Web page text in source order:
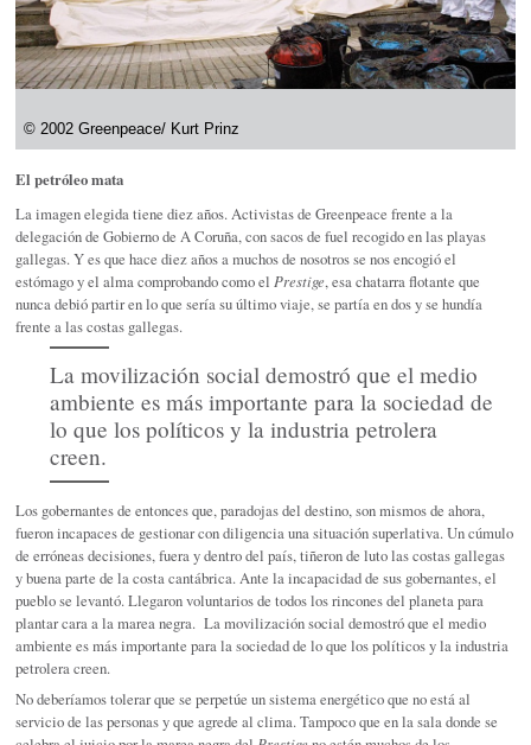
© 2002 Greenpeace/ Kurt Prinz
El petróleo mata
La imagen elegida tiene diez años. Activistas de Greenpeace frente a la
delegación de Gobierno de A Coruña, con sacos de fuel recogido en las playas
gallegas. Y es que hace diez años a muchos de nosotros se nos encogió el
estómago y el alma comprobando como elPrestige, esa chatarra flotante que
nunca debió partir en lo que sería su último viaje, se partía en dos y se hundía
frente a las costas gallegas.
La movilización social demostró que el medio
ambiente es más importante para la sociedad de
lo que los políticos y la industria petrolera
creen.
Los gobernantes de entonces que, paradojas del destino, son mismos de ahora,
fueron incapaces de gestionar con diligencia una situación superlativa. Un cúmulo
de erróneas decisiones, fuera y dentro del país, tiñeron de luto las costas gallegas
y buena parte de la costa cantábrica. Ante la incapacidad de sus gobernantes, el
pueblo se levantó. Llegaron voluntarios de todos los rincones del planeta para
plantar cara a la marea negra. La movilización social demostró que el medio
ambiente es más importante para la sociedad de lo que los políticos y la industria
petrolera creen.
No deberíamos tolerar que se perpetúe un sistema energético que no está al
servicio de las personas y que agrede al clima. Tampoco que en la sala donde se